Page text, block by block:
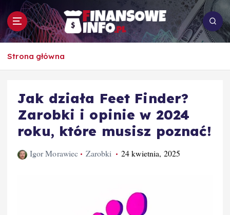
p
To i owo o rachunkowości, pracy, biznesie i
Strona główna
Jak działa Feet Finder?
Zarobki i opinie w 2024
roku, które musisz poznać!
Igor Morawiec Zarobki 24 kwietnia, 2025